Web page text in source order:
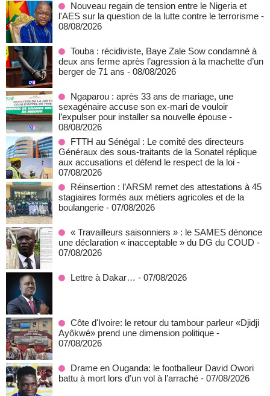
Nouveau regain de tension entre le Nigeria et
l'AES sur la question de la lutte contre le terrorisme -
08/08/2026
Touba : récidiviste, Baye Zale Sow condamné à
deux ans ferme après l’agression à la machette d’un
berger de 71 ans - 08/08/2026
Ngaparou : après 33 ans de mariage, une
sexagénaire accuse son ex-mari de vouloir
l’expulser pour installer sa nouvelle épouse -
08/08/2026
FTTH au Sénégal : Le comité des directeurs
Généraux des sous-traitants de la Sonatel réplique
aux accusations et défend le respect de la loi -
07/08/2026
Réinsertion : l’ARSM remet des attestations à 45
stagiaires formés aux métiers agricoles et de la
boulangerie - 07/08/2026
« Travailleurs saisonniers » : le SAMES dénonce
une déclaration « inacceptable » du DG du COUD -
07/08/2026
Lettre à Dakar… - 07/08/2026
Côte d'Ivoire: le retour du tambour parleur «Djidji
Ayôkwé» prend une dimension politique -
07/08/2026
Drame en Ouganda: le footballeur David Owori
battu à mort lors d’un vol à l’arraché - 07/08/2026